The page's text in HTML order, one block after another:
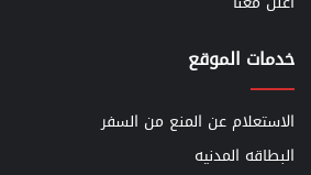
خدمات الموقع
الاستعلام عن المنع من السفر
البطاقه المدنيه